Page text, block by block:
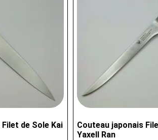
de Sole Kai
Couteau japonais
Yaxell Ran